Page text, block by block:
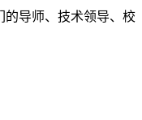
的导师、技术领导、校